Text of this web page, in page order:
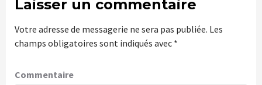
Laisser un commentaire
Votre adresse de messagerie ne sera pas publiée. Les
champs obligatoires sont indiqués avec *
Commentaire